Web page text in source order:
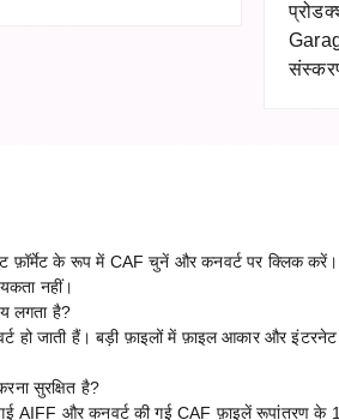
के रूप में CAF चुनें और कनवर्ट पर क्लिक करें।
नहीं।
लगता है?
हो जाती हैं। बड़ी फ़ाइलों में फ़ाइल आकार और
सुरक्षित है?
AIFF और कनवर्ट की गई CAF फ़ाइलें रूपांतरण के